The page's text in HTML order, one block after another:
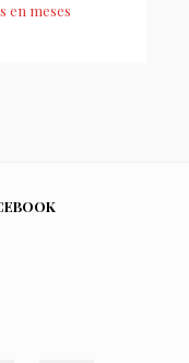
en meses